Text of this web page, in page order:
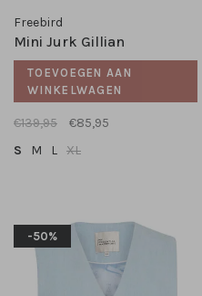
Freebird
Mini Jurk Gillian
TOEVOEGEN AAN
WINKELWAGEN
€139,95
€85,95
S
M L XL
-50%